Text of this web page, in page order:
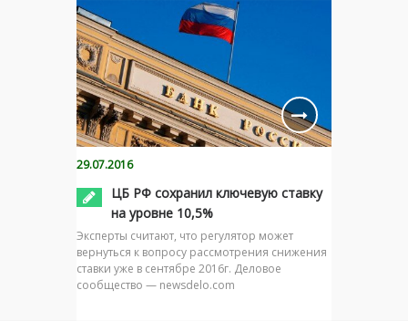
29.07.2016
ЦБ РФ сохранил ключевую ставку
на уровне 10,5%
Эксперты считают, что регулятор может
вернуться к вопросу рассмотрения снижения
ставки уже в сентябре 2016г. Деловое
сообщество — newsdelo.com